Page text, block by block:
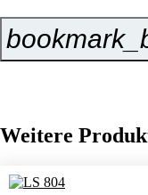
Weitere